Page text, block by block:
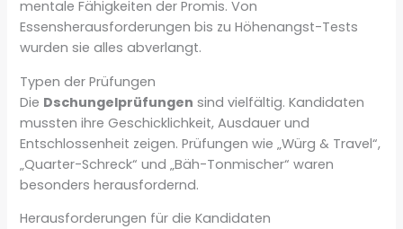
mentale Fähigkeiten der Promis. Von
Essensherausforderungen bis zu Höhenangst-Tests
wurden sie alles abverlangt.
Typen der Prüfungen
Die Dschungelprüfungen sind vielfältig. Kandidaten
mussten ihre Geschicklichkeit, Ausdauer und
Entschlossenheit zeigen. Prüfungen wie „Würg & Travel“,
„Quarter-Schreck“ und „Bäh-Tonmischer“ waren
besonders herausfordernd.
Herausforderungen für die Kandidaten